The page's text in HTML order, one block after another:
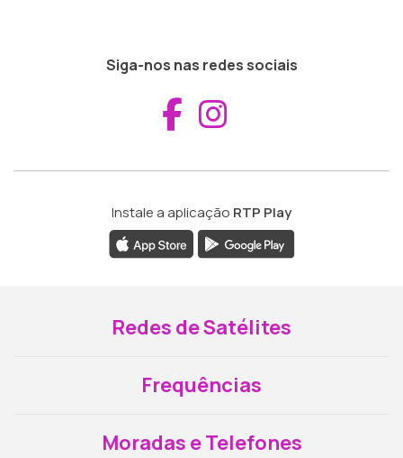
Siga-nos nas redes sociais
Aceder ao
Instale a aplicação RTP Play
Redes de Satélites
Frequências
Moradas e Telefones